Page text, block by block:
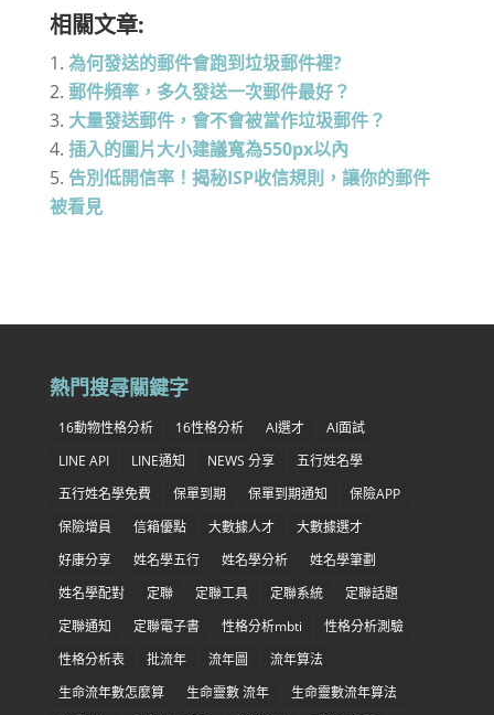
相關文章:
為何發送的郵件會跑到垃圾郵件裡?
郵件頻率，多久發送一次郵件最好？
大量發送郵件，會不會被當作垃圾郵件？
插入的圖片大小建議寬為550px以內
告別低開信率！揭秘ISP收信規則，讓你的郵件
被看見
熱門搜尋關鍵字
16動物性格分析 16性格分析 AI選才
AI面試
LINE API
LINE通知 NEWS 分享
五行姓名學
五行姓名學免費
保單到期 保單到期通知
保險APP
保險增員
信箱優點 大數據人才
大數據選才
好康分享
姓名學五行 姓名學分析
姓名學筆劃
姓名學配對
定聯 定聯工具 定聯系統
定聯話題
定聯通知
定聯電子書 性格分析mbti
性格分析測驗
性格分析表
批流年 流年圖
流年算法
生命流年數怎麼算
生命靈數 流年
生命靈數流年算法